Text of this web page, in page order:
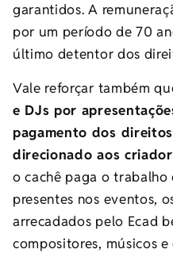
garantidos. A
por um período de 70
último detentor dos
Vale reforçar também
e DJs por
pagamento dos
direcionado aos
o cachê paga o trabalho
presentes nos eventos,
arrecadados pelo Ecad
compositores, músicos